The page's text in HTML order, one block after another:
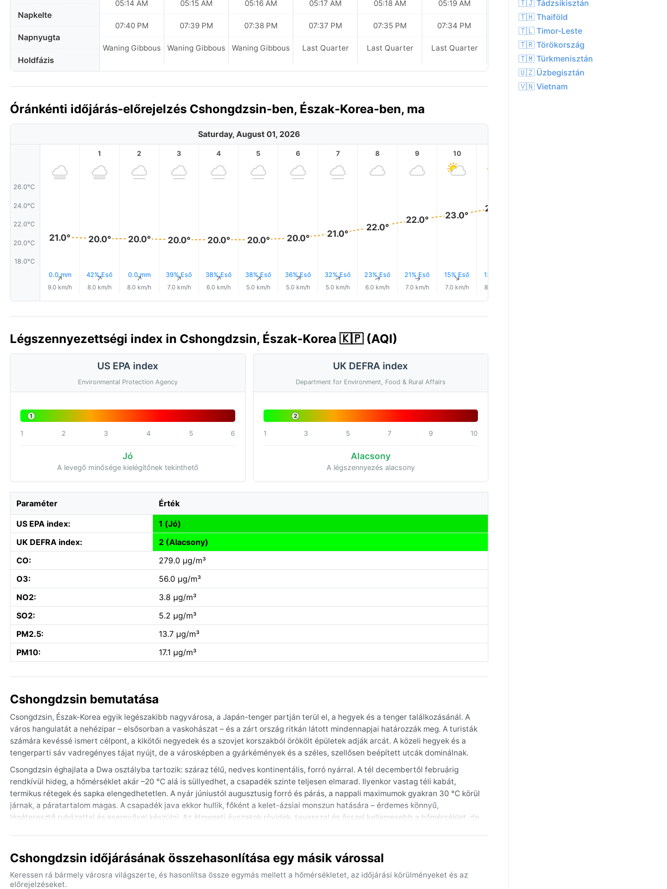
Napkelte
Napnyugta
Holdfázis
05:14 AM
07:40 PM
Waning Gibbous
05:15 AM
07:39 PM
Waning Gibbous
05:16 AM
07:38 PM
Waning Gibbous
05:17 AM
07:37 PM
Last Quarter
05:18 AM
07:35 PM
Last Quarter
05:19 AM
07:34 PM
Last Quarter
05:20 AM
07:33 PM
Last Quarter
Óránkénti időjárás-előrejelzés Cshongdzsin-ben, Észak-Korea-ben, ma
Saturday, August 01, 2026
26.0°C
24.0°C
22.0°C
20.0°C
18.0°C
21.0°
0.0 mm
↑
9.0 km/h
1
20.0°
42% Eső
↑
8.0 km/h
2
20.0°
0.0 mm
↑
8.0 km/h
3
20.0°
39% Eső
↑
7.0 km/h
4
20.0°
38% Eső
↑
6.0 km/h
5
20.0°
38% Eső
↑
5.0 km/h
6
20.0°
36% Eső
↑
5.0 km/h
7
21.0°
32% Eső
↑
5.0 km/h
8
22.0°
23% Eső
↑
6.0 km/h
9
22.0°
21% Eső
↑
7.0 km/h
10
23.0°
15% Eső
↑
7.0 km/h
24.0°
13% Eső
8.0 km/h
Légszennyezettségi index in Cshongdzsin, Észak-Korea 🇰🇵 (AQI)
US EPA index
Environmental Protection Agency
1
1 2 3 4 5 6
Jó
A levegő minősége kielégítőnek tekinthető
UK DEFRA index
Department for Environment, Food & Rural Affairs
2
1 3 5 7 9 10
Alacsony
A légszennyezés alacsony
Paraméter Érték
US EPA index:
1 (Jó)
UK DEFRA index:
2 (Alacsony)
CO:
279.0 µg/m³
O3:
56.0 µg/m³
NO2:
3.8 µg/m³
SO2:
5.2 µg/m³
PM2.5:
13.7 µg/m³
PM10:
17.1 µg/m³
Cshongdzsin bemutatása
Csongdzsin, Észak-Korea egyik legészakibb nagyvárosa, a Japán-tenger partján terül el, a hegyek és a tenger találkozásánál. A
város hangulatát a nehézipar – elsősorban a vaskohászat – és a zárt ország ritkán látott mindennapjai határozzák meg. A turisták
számára kevéssé ismert célpont, a kikötői negyedek és a szovjet korszakból örökölt épületek adják arcát. A közeli hegyek és a
tengerparti sáv vadregényes tájat nyújt, de a városképben a gyárkémények és a széles, szellősen beépített utcák dominálnak.
Csongdzsin éghajlata a Dwa osztályba tartozik: száraz télű, nedves kontinentális, forró nyárral. A tél decembertől februárig
rendkívül hideg, a hőmérséklet akár –20 °C alá is süllyedhet, a csapadék szinte teljesen elmarad. Ilyenkor vastag téli kabát,
termikus rétegek és sapka elengedhetetlen. A nyár júniustól augusztusig forró és párás, a nappali maximumok gyakran 30 °C körül
járnak, a páratartalom magas. A csapadék java ekkor hullik, főként a kelet-ázsiai monszun hatására – érdemes könnyű,
légáteresztő ruházattal és esernyővel készülni. Az átmeneti évszakok rövidek, tavasszal és ősszel kellemesebb a hőmérséklet, de
enyhébb, a csapadék is kevesebb. Időjárási különlegességek közé tartozik a téli, száraz hideg időszak, amikor a tenger közelsége
ellenére alig esik a hó, illetve a nyári monszun, amely olykor heves felhőszakadásokat hoz. Ritkán, de előfordulhat, hogy tájfunok
érik el a partot, bár ezek ereje itt már gyengül. A város zártsága miatt az időjárási információk is korlátozottan elérhetők, így a
Cshongdzsin időjárásának összehasonlítása egy másik várossal
Keressen rá bármely városra világszerte, és hasonlítsa össze egymás mellett a hőmérsékletet, az időjárási körülményeket és az
előrejelzéseket.
🇹🇯 Tádzsikisztán
🇹🇭 Thaiföld
🇹🇱 Timor-Leste
🇹🇷 Törökország
🇹🇲 Türkmenisztán
🇺🇿 Üzbegisztán
🇻🇳 Vietnam